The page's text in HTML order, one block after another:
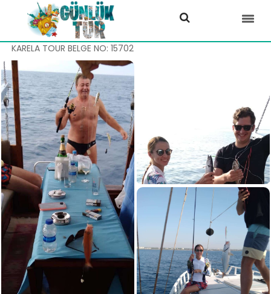
KARELA TOUR BELGE NO: 15702